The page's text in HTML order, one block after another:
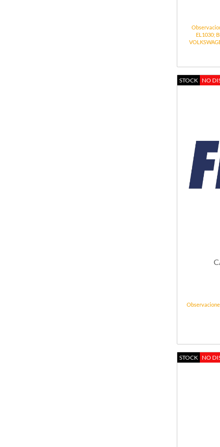
EL1030;
STOCK NO
STOCK NO